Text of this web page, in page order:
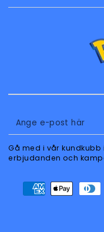
Ange
e-
post
Gå med i vår
erbjudanden och